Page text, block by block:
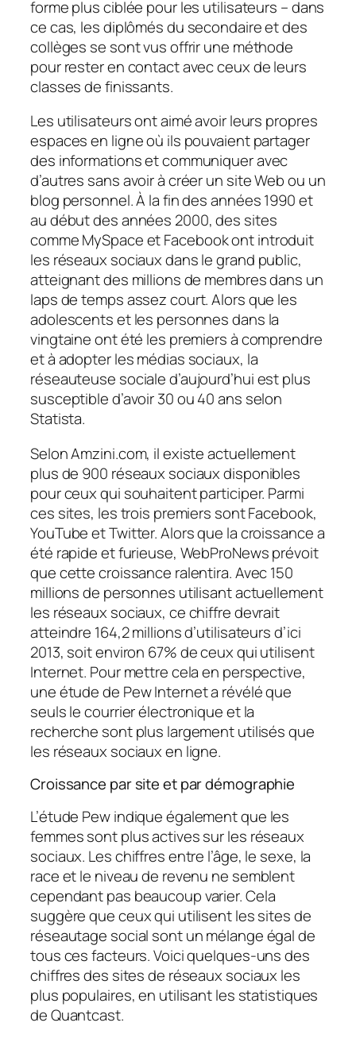
forme plus ciblée pour les utilisateurs – dans
ce cas, les diplômés du secondaire et des
collèges se sont vus offrir une méthode
pour rester en contact avec ceux de leurs
classes de finissants.
Les utilisateurs ont aimé avoir leurs propres
espaces en ligne où ils pouvaient partager
des informations et communiquer avec
d’autres sans avoir à créer un site Web ou un
blog personnel. À la fin des années 1990 et
au début des années 2000, des sites
comme MySpace et Facebook ont ​​introduit
les réseaux sociaux dans le grand public,
atteignant des millions de membres dans un
laps de temps assez court. Alors que les
adolescents et les personnes dans la
vingtaine ont été les premiers à comprendre
et à adopter les médias sociaux, la
réseauteuse sociale d’aujourd’hui est plus
susceptible d’avoir 30 ou 40 ans selon
Statista.
Selon Amzini.com, il existe actuellement
plus de 900 réseaux sociaux disponibles
pour ceux qui souhaitent participer. Parmi
ces sites, les trois premiers sont Facebook,
YouTube et Twitter. Alors que la croissance a
été rapide et furieuse, WebProNews prévoit
que cette croissance ralentira. Avec 150
millions de personnes utilisant actuellement
les réseaux sociaux, ce chiffre devrait
atteindre 164,2 millions d’utilisateurs d’ici
2013, soit environ 67% de ceux qui utilisent
Internet. Pour mettre cela en perspective,
une étude de Pew Internet a révélé que
seuls le courrier électronique et la
recherche sont plus largement utilisés que
les réseaux sociaux en ligne.
Croissance par site et par démographie
L’étude Pew indique également que les
femmes sont plus actives sur les réseaux
sociaux. Les chiffres entre l’âge, le sexe, la
race et le niveau de revenu ne semblent
cependant pas beaucoup varier. Cela
suggère que ceux qui utilisent les sites de
réseautage social sont un mélange égal de
tous ces facteurs. Voici quelques-uns des
chiffres des sites de réseaux sociaux les
plus populaires, en utilisant les statistiques
de Quantcast.